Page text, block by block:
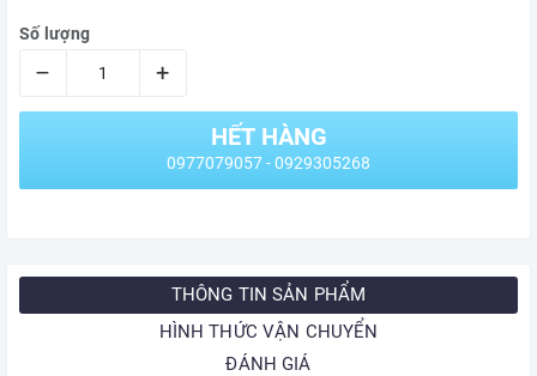
Số lượng
– +
HẾT HÀNG
0977079057 - 0929305268
THÔNG TIN SẢN PHẨM
HÌNH THỨC VẬN CHUYỂN
ĐÁNH GIÁ